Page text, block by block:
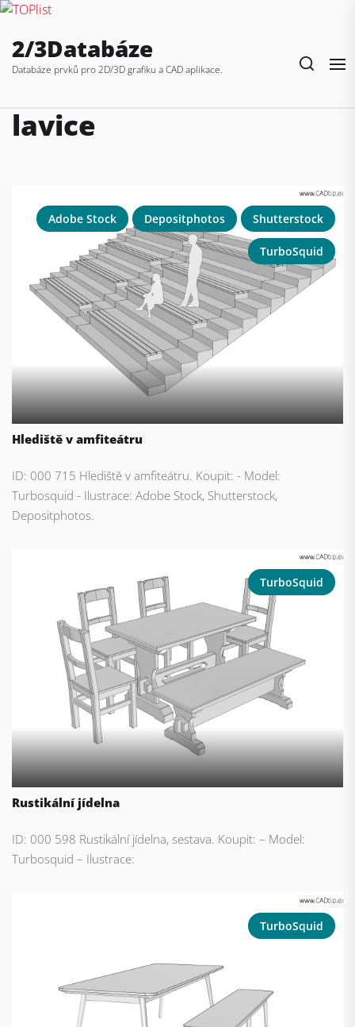
the
2/3Databáze
Databáze prvků pro 2D/3D grafiku a CAD aplikace.
lavice
Adobe Stock Depositphotos Shutterstock
TurboSquid
Hlediště v amfiteátru
ID: 000 715 Hlediště v amfiteátru. Koupit: - Model:
Turbosquid - Ilustrace: Adobe Stock, Shutterstock,
Depositphotos.
TurboSquid
Rustikální jídelna
ID: 000 598 Rustikální jídelna, sestava. Koupit: – Model:
Turbosquid – Ilustrace:
TurboSquid